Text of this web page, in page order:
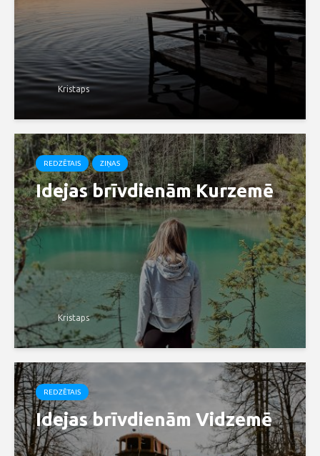
Kristaps
REDZĒTAIS ZIŅAS
Idejas brīvdienām Kurzemē
Kristaps
REDZĒTAIS
Idejas brīvdienām Vidzemē